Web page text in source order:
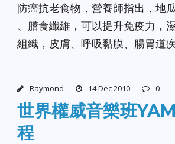
防癌抗老食物，營養師指出，地
、膳食纖維，可以提升免疫力，
組織，皮膚、呼吸黏膜、腸胃道
Raymond 14 Dec 2010 0
世界權威音樂班
程